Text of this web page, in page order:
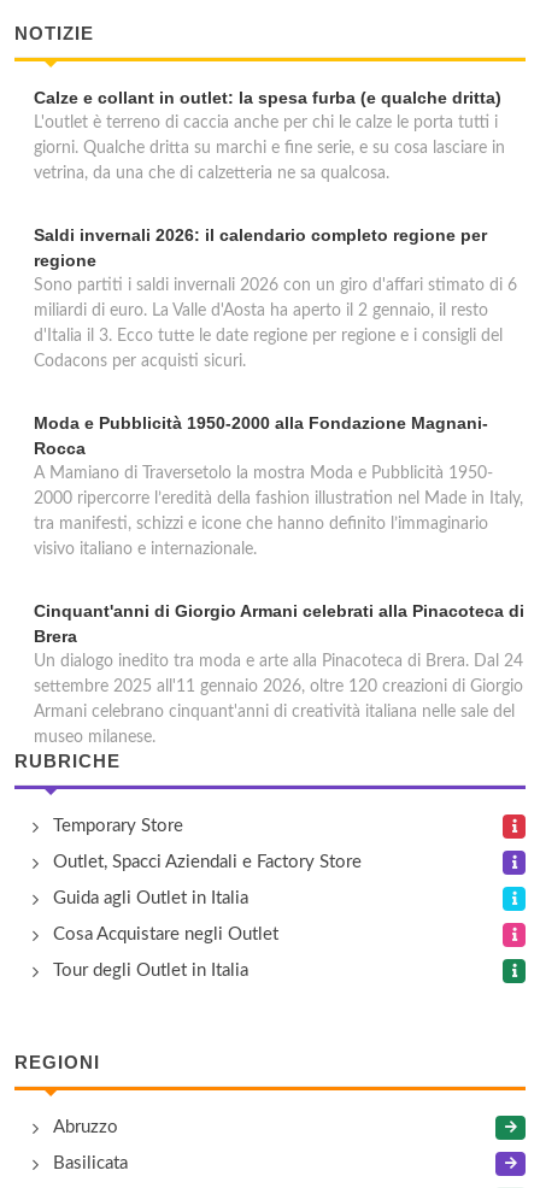
NOTIZIE
Calze e collant in outlet: la spesa furba (e qualche dritta)
L'outlet è terreno di caccia anche per chi le calze le porta tutti i
giorni. Qualche dritta su marchi e fine serie, e su cosa lasciare in
vetrina, da una che di calzetteria ne sa qualcosa.
Saldi invernali 2026: il calendario completo regione per
regione
Sono partiti i saldi invernali 2026 con un giro d'affari stimato di 6
miliardi di euro. La Valle d'Aosta ha aperto il 2 gennaio, il resto
d'Italia il 3. Ecco tutte le date regione per regione e i consigli del
Codacons per acquisti sicuri.
Moda e Pubblicità 1950-2000 alla Fondazione Magnani-
Rocca
A Mamiano di Traversetolo la mostra Moda e Pubblicità 1950-
2000 ripercorre l’eredità della fashion illustration nel Made in Italy,
tra manifesti, schizzi e icone che hanno definito l’immaginario
visivo italiano e internazionale.
Cinquant'anni di Giorgio Armani celebrati alla Pinacoteca di
Brera
Un dialogo inedito tra moda e arte alla Pinacoteca di Brera. Dal 24
settembre 2025 all'11 gennaio 2026, oltre 120 creazioni di Giorgio
Armani celebrano cinquant'anni di creatività italiana nelle sale del
museo milanese.
RUBRICHE
Temporary Store
Outlet, Spacci Aziendali e Factory Store
Guida agli Outlet in Italia
Cosa Acquistare negli Outlet
Tour degli Outlet in Italia
REGIONI
Abruzzo
Basilicata